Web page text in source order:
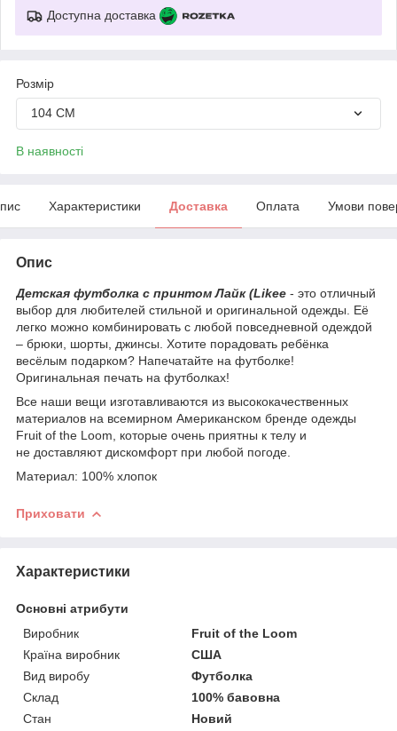
Доступна доставка
Розмір
104 СМ
В наявності
Характеристики Доставка Оплата Умови
Опис
Детская футболка с принтом Лайк (Likee - это отличный
выбор для любителей стильной и оригинальной одежды. Её
легко можно комбинировать с любой повседневной одеждой
– брюки, шорты, джинсы. Хотите порадовать ребёнка
весёлым подарком? Напечатайте на футболке!
Оригинальная печать на футболках!
Все наши вещи изготавливаются из высококачественных
материалов на всемирном Американском бренде одежды
Fruit of the Loom, которые очень приятны к телу и
не доставляют дискомфорт при любой погоде.
Материал: 100% хлопок
Приховати
Характеристики
Основні атрибути
Виробник
Fruit of the Loom
Країна виробник
США
Вид виробу
Футболка
Склад
100% бавовна
Стан
Новий